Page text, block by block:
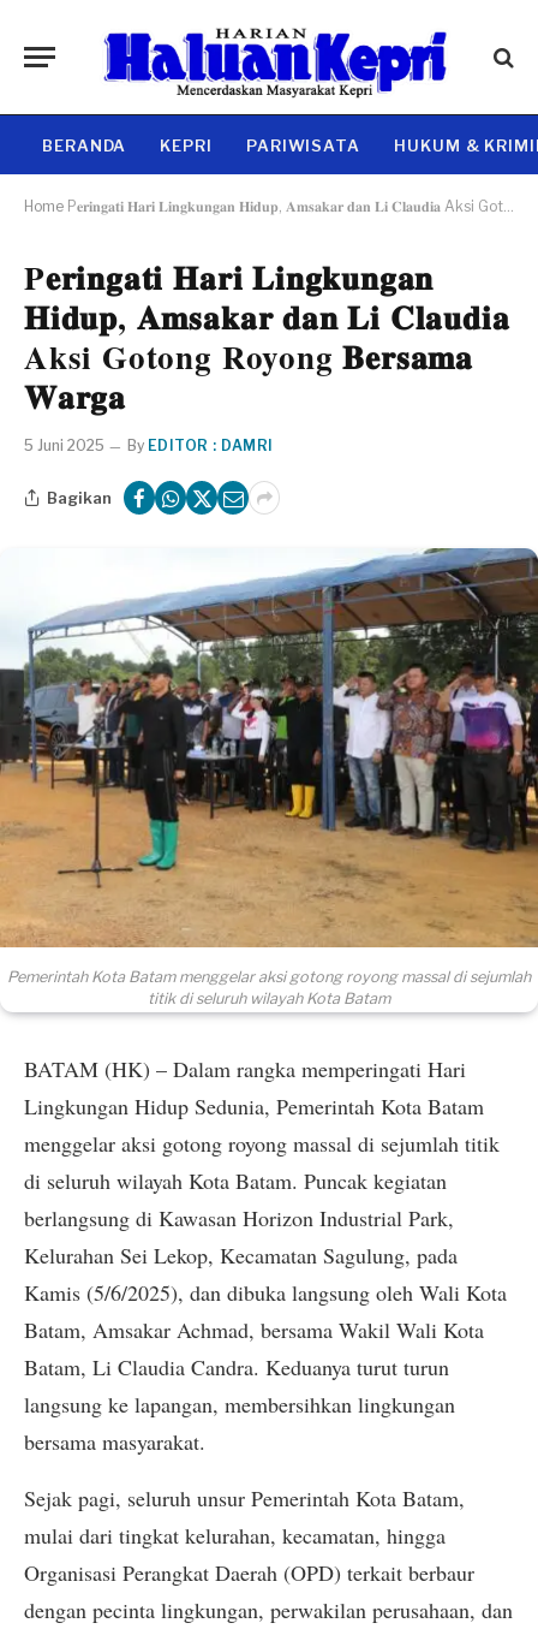
BERANDA KEPRI PARIWISATA HUKUM &
Home P𝐞𝐫𝐢𝐧𝐠𝐚𝐭𝐢 𝐇𝐚𝐫𝐢 𝐋𝐢𝐧𝐠𝐤𝐮𝐧𝐠𝐚𝐧 𝐇𝐢𝐝𝐮𝐩, 𝐀𝐦𝐬𝐚𝐤𝐚𝐫 𝐝𝐚𝐧 𝐋𝐢 𝐂𝐥𝐚𝐮𝐝𝐢𝐚 Aksi Gotong Royong 𝐁𝐞𝐫𝐬𝐚𝐦𝐚 𝐖𝐚𝐫𝐠𝐚
P𝐞𝐫𝐢𝐧𝐠𝐚𝐭𝐢 𝐇𝐚𝐫𝐢 𝐋𝐢𝐧𝐠𝐤𝐮𝐧𝐠𝐚𝐧
𝐇𝐢𝐝𝐮𝐩, 𝐀𝐦𝐬𝐚𝐤𝐚𝐫 𝐝𝐚𝐧 𝐋𝐢 𝐂𝐥𝐚𝐮𝐝𝐢𝐚
Aksi Gotong Royong 𝐁𝐞𝐫𝐬𝐚𝐦𝐚
𝐖𝐚𝐫𝐠𝐚
5 Juni 2025 By EDITOR : DAMRI
Bagikan
Pemerintah Kota Batam menggelar aksi gotong royong massal di sejumlah
titik di seluruh wilayah Kota Batam
BATAM (HK) – Dalam rangka memperingati Hari
Lingkungan Hidup Sedunia, Pemerintah Kota Batam
menggelar aksi gotong royong massal di sejumlah titik
di seluruh wilayah Kota Batam. Puncak kegiatan
berlangsung di Kawasan Horizon Industrial Park,
Kelurahan Sei Lekop, Kecamatan Sagulung, pada
Kamis (5/6/2025), dan dibuka langsung oleh Wali Kota
Batam, Amsakar Achmad, bersama Wakil Wali Kota
Batam, Li Claudia Candra. Keduanya turut turun
langsung ke lapangan, membersihkan lingkungan
bersama masyarakat.
Sejak pagi, seluruh unsur Pemerintah Kota Batam,
mulai dari tingkat kelurahan, kecamatan, hingga
Organisasi Perangkat Daerah (OPD) terkait berbaur
dengan pecinta lingkungan, perwakilan perusahaan, dan